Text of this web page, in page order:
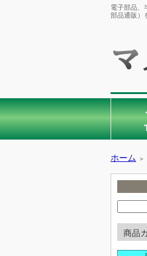
電子部品、
部品通販）
ホーム ＞
商品